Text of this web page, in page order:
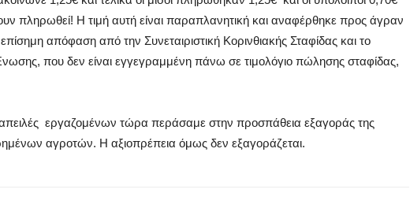
πληρωθεί! Η τιμή αυτή είναι παραπλανητική και αναφέρθηκε προς άγραν
επίσημη απόφαση από την Συνεταιριστική Κορινθιακής Σταφίδας και το
που δεν είναι εγγεγραμμένη πάνω σε τιμολόγιο πώλησης σταφίδας,
απειλές εργαζομένων τώρα περάσαμε στην προσπάθεια εξαγοράς της
αγροτών. Η αξιοπρέπεια όμως δεν εξαγοράζεται.